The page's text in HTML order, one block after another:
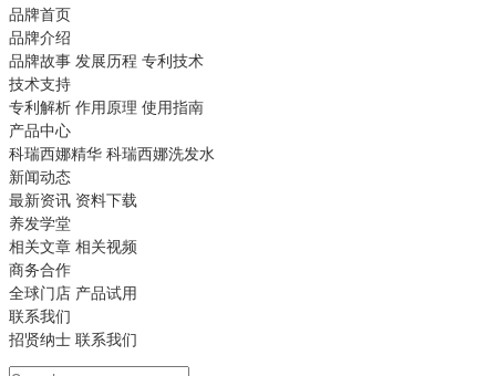
品牌首页
品牌介绍
品牌故事 发展历程 专利技术
技术支持
专利解析 作用原理 使用指南
产品中心
科瑞西娜精华 科瑞西娜洗发水
新闻动态
最新资讯 资料下载
养发学堂
相关文章 相关视频
商务合作
全球门店 产品试用
联系我们
招贤纳士 联系我们